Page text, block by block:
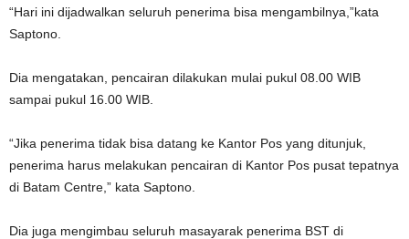
“Hari ini dijadwalkan seluruh penerima bisa mengambilnya,”kata
Saptono.
Dia mengatakan, pencairan dilakukan mulai pukul 08.00 WIB
sampai pukul 16.00 WIB.
“Jika penerima tidak bisa datang ke Kantor Pos yang ditunjuk,
penerima harus melakukan pencairan di Kantor Pos pusat tepatnya
di Batam Centre,” kata Saptono.
Dia juga mengimbau seluruh masayarak penerima BST di